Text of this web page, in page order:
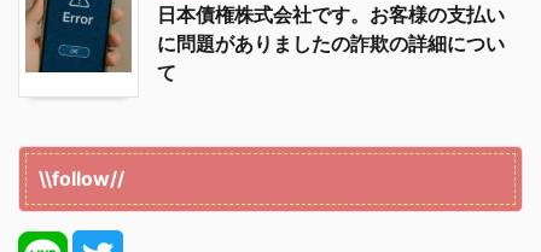
日本債権株式会社です。お客様の支払い
に問題がありましたの詐欺の詳細につい
て
\\follow//